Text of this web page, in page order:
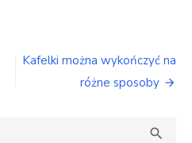
Kafelki można wykończyć na
różne sposoby
